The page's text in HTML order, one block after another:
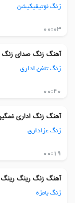
زنگ نوتیفیکیشن
00:03
آهنگ زنگ صدای زنگ
زنگ تلفن اداری
00:20
آهنگ زنگ اداری
زنگ عزاداری
00:19
آهنگ زنگ رینگ رینگ
زنگ بامزه